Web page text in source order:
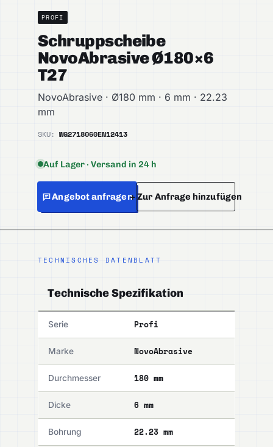
PROFI
Schruppscheibe
NovoAbrasive Ø180×6
T27
NovoAbrasive · Ø180 mm · 6 mm · 22.23
mm
SKU: WG2718060EN12413
Auf Lager · Versand in 24 h
Angebot anfragen+ Zur Anfrage hinzufügen
TECHNISCHES DATENBLATT
Technische Spezifikation
Serie Profi
Marke NovoAbrasive
Durchmesser 180 mm
Dicke 6 mm
Bohrung 22.23 mm